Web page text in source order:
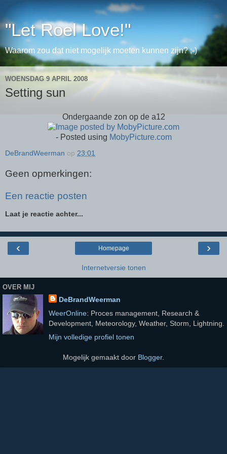
"Let Roel Love!"
Waarom zou dat niet mogelijk moeten kunnen zijn? ;-)
WOENSDAG 9 APRIL 2008
Setting sun
Ondergaande zon op de a12
- Posted using MobyPicture.com
DeBrandWeerman op 23:01
Geen opmerkingen:
Een reactie posten
Laat je reactie achter...
‹ ›
Homepage
Internetversie tonen
OVER MIJ
DeBrandWeerman
WeerOnline: Proces management, Research &
Development, Meteorology, Weather, Storm, Lightning.
Mijn volledige profiel tonen
Mogelijk gemaakt door Blogger.